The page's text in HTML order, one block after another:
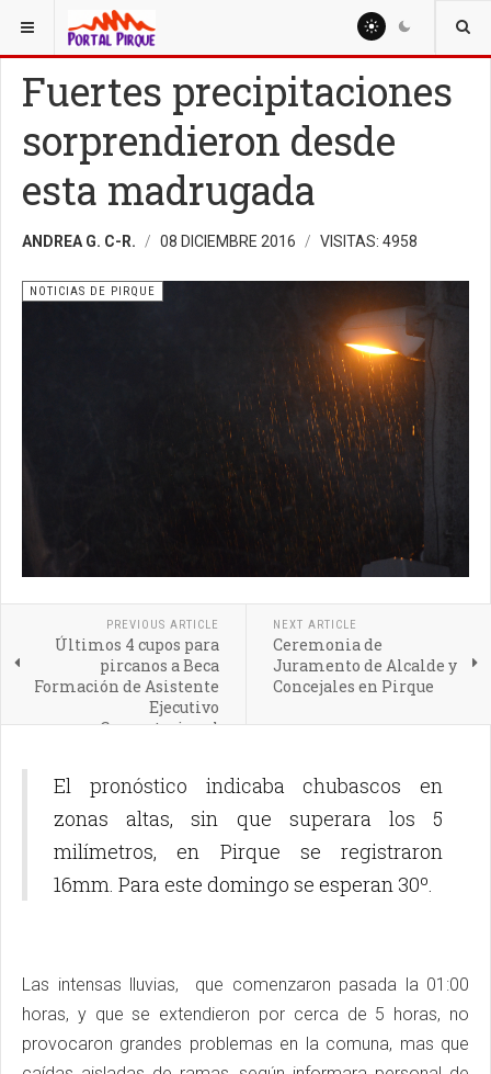
ESTÁ AQUÍ: NOTICIAS
Fuertes precipitaciones
sorprendieron desde
esta madrugada
ANDREA G. C-R. 08 DICIEMBRE 2016 VISITAS: 4958
NOTICIAS DE PIRQUE
PREVIOUS ARTICLE
Últimos 4 cupos para
pircanos a Beca
Formación de Asistente
Ejecutivo
Computacional
NEXT ARTICLE
Ceremonia de
Juramento de Alcalde y
Concejales en Pirque
El pronóstico indicaba chubascos en
zonas altas, sin que superara los 5
milímetros, en Pirque se registraron
16mm. Para este domingo se esperan 30º.
Las intensas lluvias, que comenzaron pasada la 01:00
horas, y que se extendieron por cerca de 5 horas, no
provocaron grandes problemas en la comuna, mas que